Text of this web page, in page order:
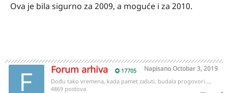
Ova je bila sigurno za 2009, a moguće i za 2010.
Forum arhiva 17705 NapisanoOctobar 3, 2019
Dođu tako vremena, kada pamet zašuti, budala progovori...,
4869 postova